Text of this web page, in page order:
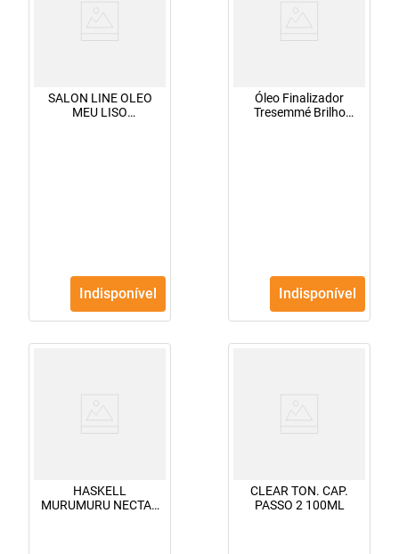
SALON LINE OLEO
MEU LISO
Indisponível
Óleo Finalizador
Tresemmé Brilho
Indisponível
HASKELL
MURUMURU NECTAR
CLEAR TON. CAP.
PASSO 2 100ML